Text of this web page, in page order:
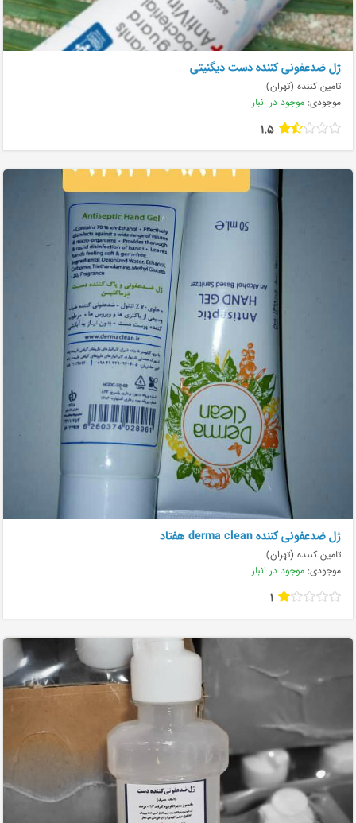
ژل ضدعفونی کننده دست دیگنیتی
تامین کننده (تهران)
موجودی: موجود در انبار
1.5
ژل ضدعفونی کننده derma clean هفتاد
تامین کننده (تهران)
موجودی: موجود در انبار
1